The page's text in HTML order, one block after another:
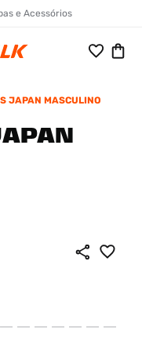
e Acessórios
JAPAN MASCULINO